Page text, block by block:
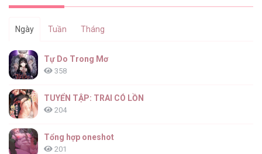
Ngày Tuần Tháng
Tự Do Trong Mơ
358
TUYỂN TẬP: TRAI CÓ LỒN
204
Tổng hợp oneshot
201